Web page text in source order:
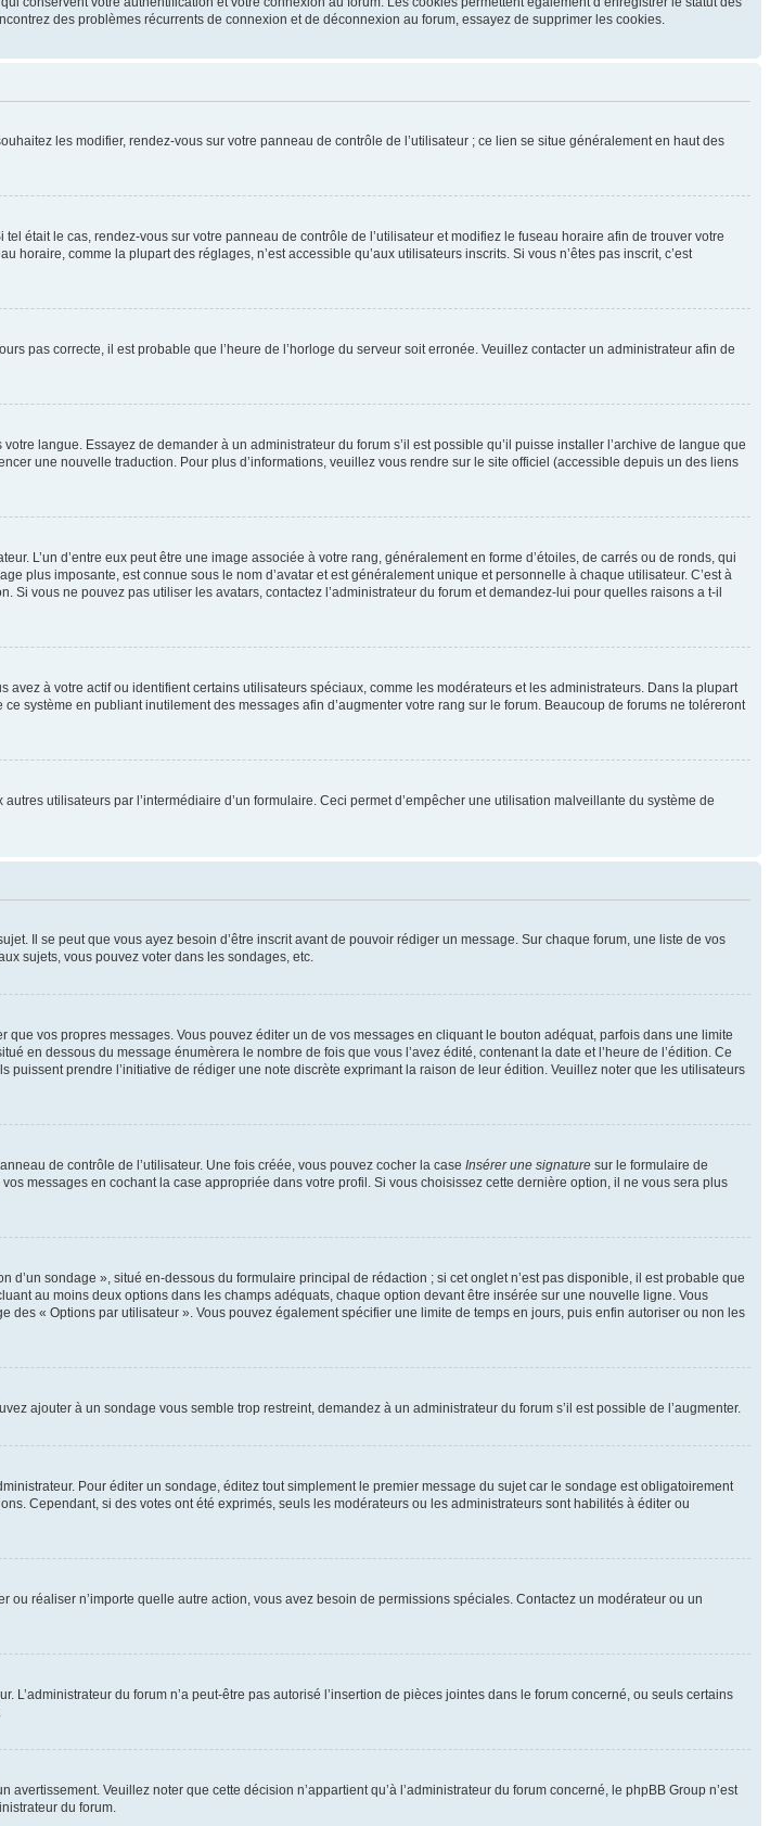
des problèmes récurrents de connexion et de déconnexion au forum, essayez de supprimer les cookies.
les modifier, rendez-vous sur votre panneau de contrôle de l’utilisateur ; ce lien se situe généralement en haut des
était le cas, rendez-vous sur votre panneau de contrôle de l’utilisateur et modifiez le fuseau horaire afin de trouver votre
comme la plupart des réglages, n’est accessible qu’aux utilisateurs inscrits. Si vous n’êtes pas inscrit, c’est
pas correcte, il est probable que l’heure de l’horloge du serveur soit erronée. Veuillez contacter un administrateur afin de
langue. Essayez de demander à un administrateur du forum s’il est possible qu’il puisse installer l’archive de langue que
une nouvelle traduction. Pour plus d’informations, veuillez vous rendre sur le site officiel (accessible depuis un des liens
L’un d’entre eux peut être une image associée à votre rang, généralement en forme d’étoiles, de carrés ou de ronds, qui
plus imposante, est connue sous le nom d’avatar et est généralement unique et personnelle à chaque utilisateur. C’est à
vous ne pouvez pas utiliser les avatars, contactez l’administrateur du forum et demandez-lui pour quelles raisons a t-il
à votre actif ou identifient certains utilisateurs spéciaux, comme les modérateurs et les administrateurs. Dans la plupart
système en publiant inutilement des messages afin d’augmenter votre rang sur le forum. Beaucoup de forums ne toléreront
utilisateurs par l’intermédiaire d’un formulaire. Ceci permet d’empêcher une utilisation malveillante du système de
Il se peut que vous ayez besoin d’être inscrit avant de pouvoir rédiger un message. Sur chaque forum, une liste de vos
sujets, vous pouvez voter dans les sondages, etc.
vos propres messages. Vous pouvez éditer un de vos messages en cliquant le bouton adéquat, parfois dans une limite
en dessous du message énumèrera le nombre de fois que vous l’avez édité, contenant la date et l’heure de l’édition. Ce
puissent prendre l’initiative de rédiger une note discrète exprimant la raison de leur édition. Veuillez noter que les utilisateurs
de contrôle de l’utilisateur. Une fois créée, vous pouvez cocher la case Insérer une signature sur le formulaire de
messages en cochant la case appropriée dans votre profil. Si vous choisissez cette dernière option, il ne vous sera plus
sondage », situé en-dessous du formulaire principal de rédaction ; si cet onglet n’est pas disponible, il est probable que
au moins deux options dans les champs adéquats, chaque option devant être insérée sur une nouvelle ligne. Vous
« Options par utilisateur ». Vous pouvez également spécifier une limite de temps en jours, puis enfin autoriser ou non les
ajouter à un sondage vous semble trop restreint, demandez à un administrateur du forum s’il est possible de l’augmenter.
Pour éditer un sondage, éditez tout simplement le premier message du sujet car le sondage est obligatoirement
Cependant, si des votes ont été exprimés, seuls les modérateurs ou les administrateurs sont habilités à éditer ou
réaliser n’importe quelle autre action, vous avez besoin de permissions spéciales. Contactez un modérateur ou un
du forum n’a peut-être pas autorisé l’insertion de pièces jointes dans le forum concerné, ou seuls certains
Veuillez noter que cette décision n’appartient qu’à l’administrateur du forum concerné, le phpBB Group n’est
du forum.